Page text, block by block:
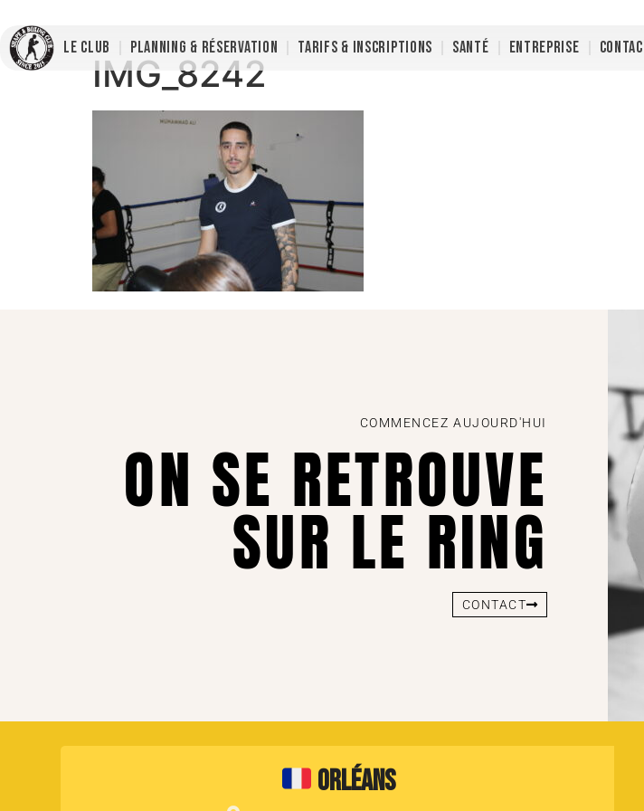
LE CLUB PLANNING & RÉSERVATION TARIFS & INSCRIPTIONS SANTÉ ENTREPRISE
IMG_8242
COMMENCEZ AUJOURD'HUI
ON SE RETROUVE
SUR LE RING
CONTACT
Orléans